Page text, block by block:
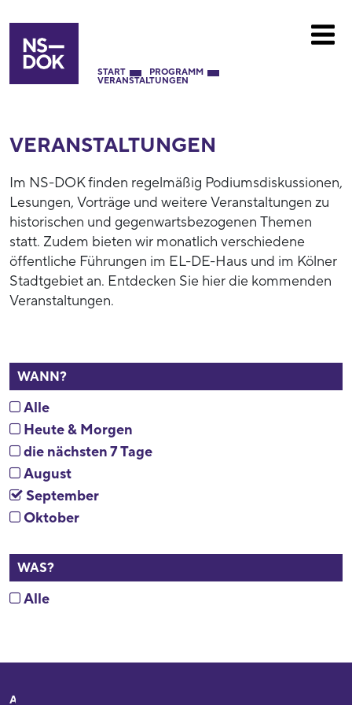
START PROGRAMM
VERANSTALTUNGEN
VERANSTALTUNGEN
Im NS-DOK finden regelmäßig Podiumsdiskussionen,
Lesungen, Vorträge und weitere Veranstaltungen zu
historischen und gegenwartsbezogenen Themen
statt. Zudem bieten wir monatlich verschiedene
öffentliche Führungen im EL-DE-Haus und im Kölner
Stadtgebiet an. Entdecken Sie hier die kommenden
Veranstaltungen.
WANN?
Alle
Heute & Morgen
die nächsten 7 Tage
August
September
Oktober
WAS?
Alle
Adresse